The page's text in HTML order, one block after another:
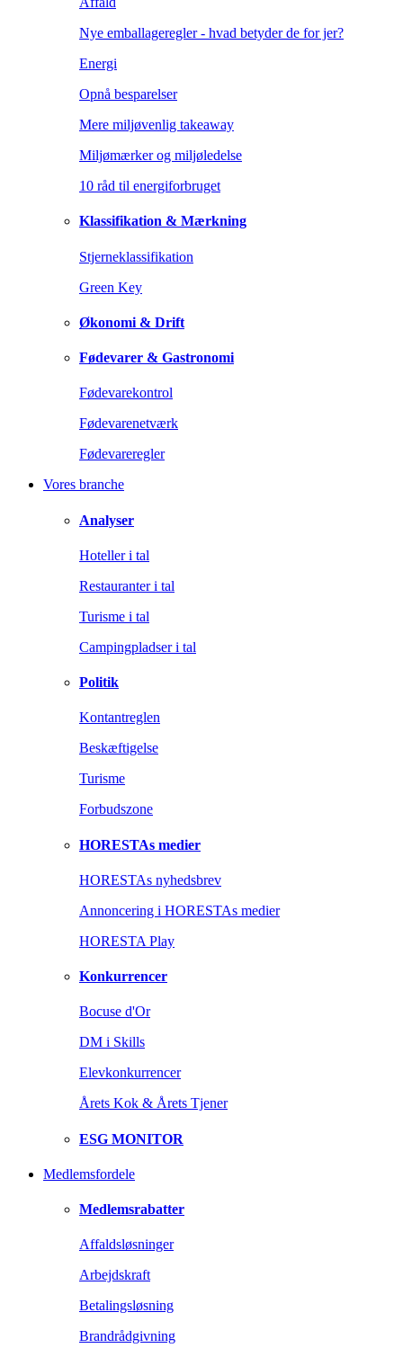
Nye emballageregler - hvad betyder de for jer?
Energi
Opnå besparelser
Mere miljøvenlig takeaway
Miljømærker og miljøledelse
10 råd til energiforbruget
Klassifikation & Mærkning
Stjerneklassifikation
Green Key
Økonomi & Drift
Fødevarer & Gastronomi
Fødevarekontrol
Fødevarenetværk
Fødevareregler
Vores branche
Analyser
Hoteller i tal
Restauranter i tal
Turisme i tal
Campingpladser i tal
Politik
Kontantreglen
Beskæftigelse
Turisme
Forbudszone
HORESTAs medier
HORESTAs nyhedsbrev
Annoncering i HORESTAs medier
HORESTA Play
Konkurrencer
Bocuse d'Or
DM i Skills
Elevkonkurrencer
Årets Kok & Årets Tjener
ESG MONITOR
Medlemsfordele
Medlemsrabatter
Affaldsløsninger
Arbejdskraft
Betalingsløsning
Brandrådgivning